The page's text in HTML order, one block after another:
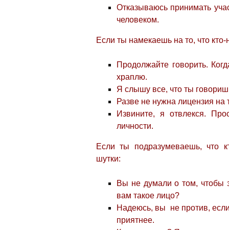
Отказываюсь принимать
человеком.
Если ты намекаешь на то, что кто-
Продолжайте говорить.
храплю.
Я слышу все, что ты
Разве не нужна лицензия на
Извините, я отвлекся.
личности.
Если ты подразумеваешь, что
шутки:
Вы не думали о том, чтобы
вам такое лицо?
Надеюсь, вы не против,
приятнее.